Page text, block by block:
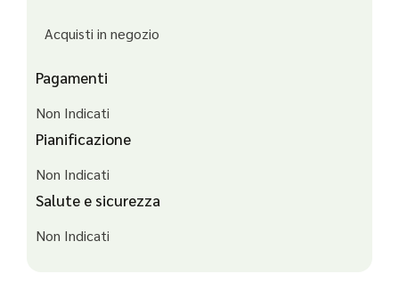
Acquisti in negozio
Pagamenti
Non Indicati
Pianificazione
Non Indicati
Salute e sicurezza
Non Indicati